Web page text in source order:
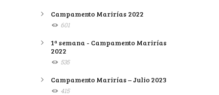
Campamento Marirías 2022
601
1ª semana - Campamento Marirías
2022
535
Campamento Marirías – Julio 2023
415